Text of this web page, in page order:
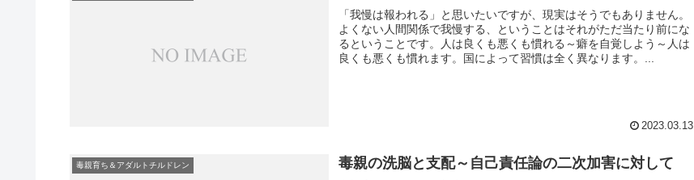
「我慢は報われる」と思いたいですが、現実はそうでもありません。
よくない人間関係で我慢する、ということはそれがただ当たり前にな
るということです。人は良くも悪くも慣れる～癖を自覚しよう～人は
良くも悪くも慣れます。国によって習慣は全く異なります。...
2023.03.13
毒親育ち＆アダルトチルドレン 毒親の洗脳と支配～自己責任論の二次加害に対して